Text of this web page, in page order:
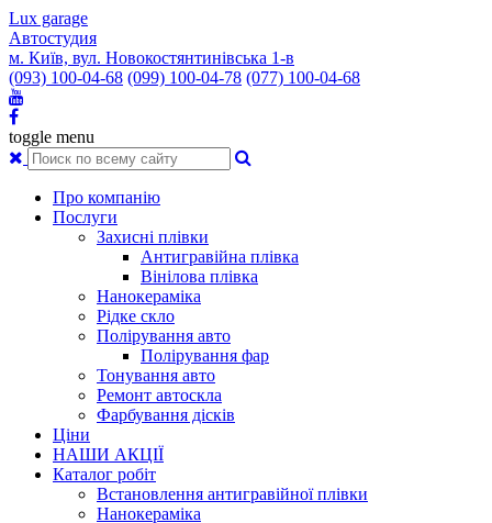
Lux garage
Автостудия
м. Київ, вул. Новокостянтинівська 1-в
(093) 100-04-68 (099) 100-04-78 (077) 100-04-68
toggle menu
Про компанію
Послуги
Захисні плівки
Антигравійна плівка
Вінілова плівка
Нанокераміка
Рідке скло
Полірування авто
Полірування фар
Тонування авто
Ремонт автоскла
Фарбування дісків
Ціни
НАШИ АКЦІЇ
Каталог робіт
Встановлення антигравійної плівки
Нанокераміка